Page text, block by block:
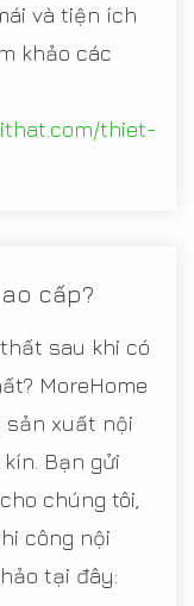
và tiện ích
khảo các
thiet-
cấp?
sau khi có
MoreHome
sản xuất nội
Bạn gửi
chúng tôi,
công nội
tại đây: